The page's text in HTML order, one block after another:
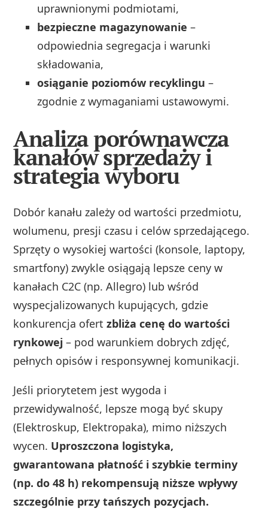
uprawnionymi podmiotami,
bezpieczne magazynowanie –
odpowiednia segregacja i warunki
składowania,
osiąganie poziomów recyklingu –
zgodnie z wymaganiami ustawowymi.
Analiza porównawcza
kanałów sprzedaży i
strategia wyboru
Dobór kanału zależy od wartości przedmiotu,
wolumenu, presji czasu i celów sprzedającego.
Sprzęty o wysokiej wartości (konsole, laptopy,
smartfony) zwykle osiągają lepsze ceny w
kanałach C2C (np. Allegro) lub wśród
wyspecjalizowanych kupujących, gdzie
konkurencja ofertzbliża cenę do wartości
rynkowej – pod warunkiem dobrych zdjęć,
pełnych opisów i responsywnej komunikacji.
Jeśli priorytetem jest wygoda i
przewidywalność, lepsze mogą być skupy
(Elektroskup, Elektropaka), mimo niższych
wycen. Uproszczona logistyka,
gwarantowana płatność i szybkie terminy
(np. do 48 h) rekompensują niższe wpływy
szczególnie przy tańszych pozycjach.